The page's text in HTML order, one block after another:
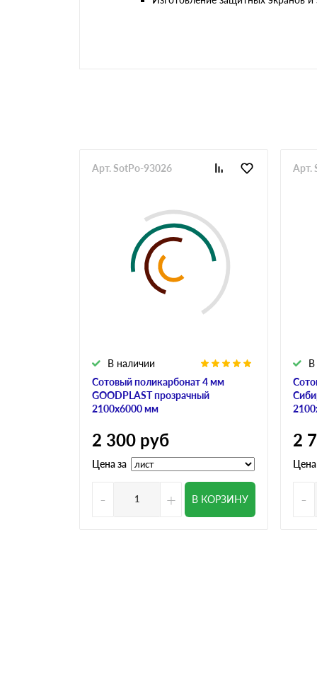
Сотовый поликарбонат 4 мм
GOODPLAST прозрачный
2100х6000 мм
В наличии
Арт. SotPo-93026
2 300 руб
Цена за
- + В КОРЗИНУ
В
Арт.
2
Цена
-